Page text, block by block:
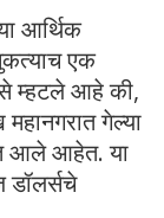
आर्थिक
एक
म्हटले आहे की,
गेल्या
आले आहेत. या